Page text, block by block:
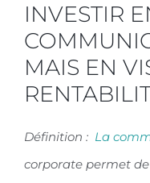
INVESTIR
MAIS EN
Définition : La
corporate permet